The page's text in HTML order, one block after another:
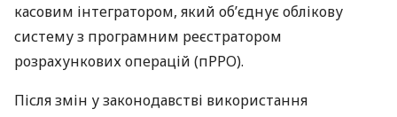
касовим інтегратором, який об’єднує облікову
систему з програмним реєстратором
розрахункових операцій (пРРО).
Після змін у законодавстві використання